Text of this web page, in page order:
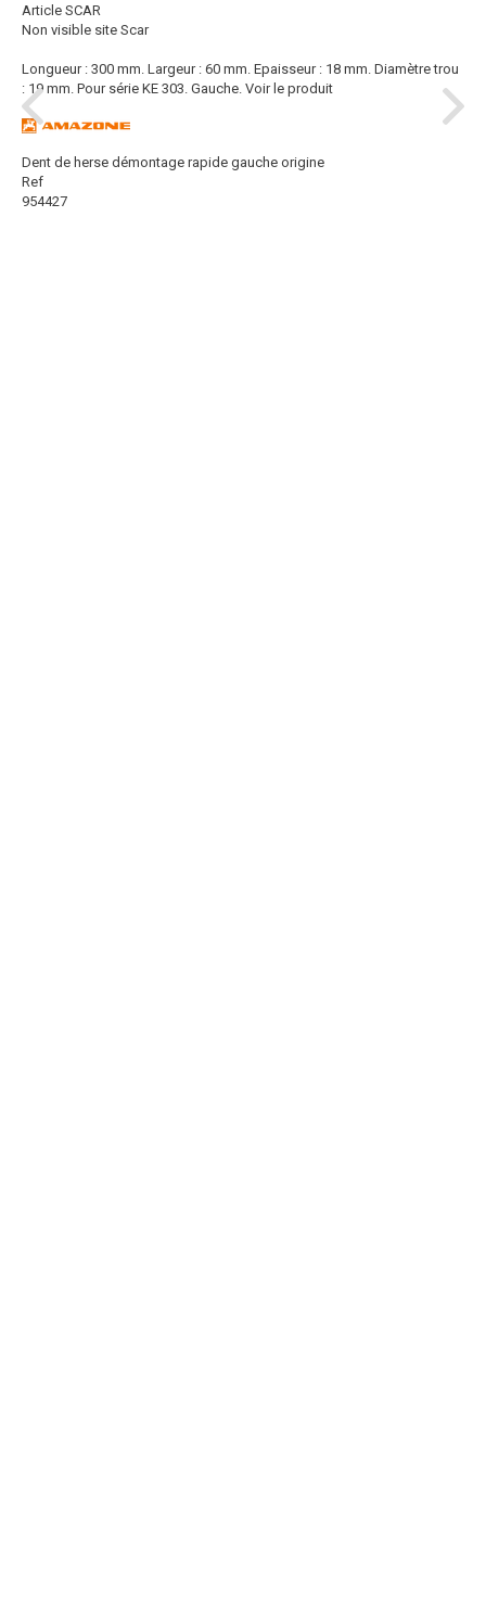
Article SCAR
Non visible site Scar
Longueur : 300 mm. Largeur : 60 mm. Epaisseur : 18 mm. Diamètre trou
: 19 mm. Pour série KE 303. Gauche. Voir le produit
Dent de herse démontage rapide gauche origine
Ref
954427